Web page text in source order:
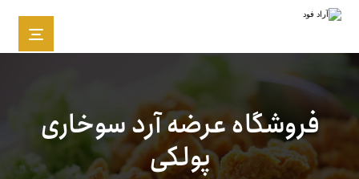
فروشگاه عرضه آرد سوخاری
پولکی